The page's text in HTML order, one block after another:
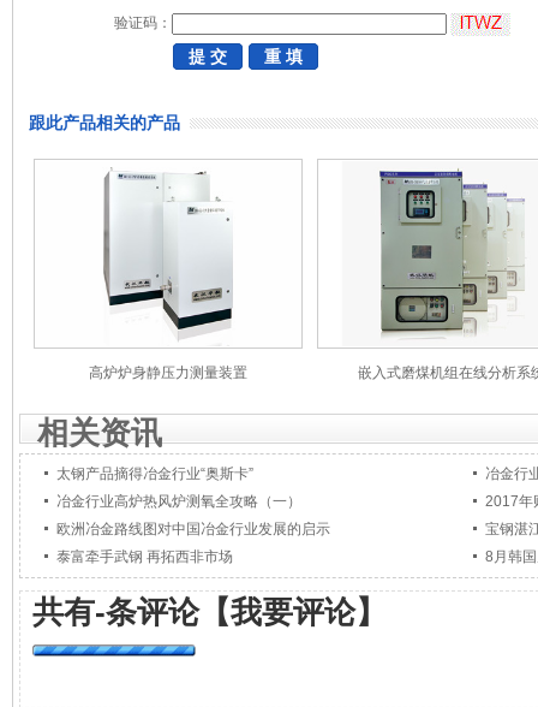
验证码：
跟此产品相关的产品
高炉炉身静压力测量装置 嵌入式磨煤机组在线分析系
相关资讯
太钢产品摘得冶金行业“奥斯卡”
冶金行
冶金行业高炉热风炉测氧全攻略（一）
2017年
欧洲冶金路线图对中国冶金行业发展的启示
宝钢湛
泰富牵手武钢 再拓西非市场
8月韩
共有-条评论【我要评论】